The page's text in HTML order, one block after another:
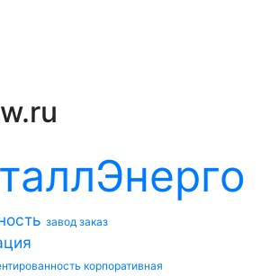
завод заказ
корпоративная